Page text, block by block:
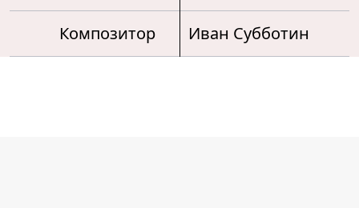
Композитор Иван Субботин